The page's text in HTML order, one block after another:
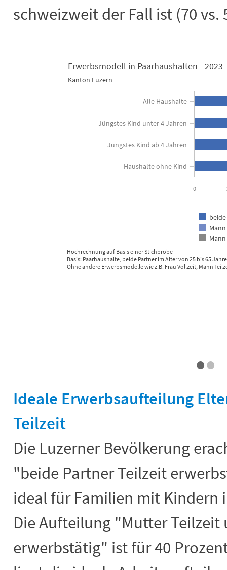
schweizweit der Fall ist (70 vs.
Erwerbsmodell in Paarhaushalten -
View as data table, Erwerbsmodell in Paarhaushalten - 2023
The chart has 1 X axis displaying categories.
The chart has 1 Y axis displaying in Prozent der Haushalte.
Hochrechnung auf Basis einer Stichprobe
Basis: Paarhaushalte, beide Partner im Alter von 25 bis 65
Ohne andere Erwerbsmodelle wie z.B. Frau Vollzeit, Mann
Erwerbsmodell in Paarhaushalten - 2023
Kanton Luzern
0
Haushalte ohne Kind
Jüngstes Kind ab 4 Jahren
Jüngstes Kind unter 4 Jahren
Alle Haushalte
••
Ideale Erwerbsaufteilung
Teilzeit
Die Luzerner Bevölkerung
"beide Partner Teilzeit
ideal für Familien mit Kindern
Die Aufteilung "Mutter Teilzeit
erwerbstätig" ist für 40